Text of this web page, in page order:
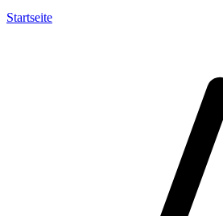
Startseite